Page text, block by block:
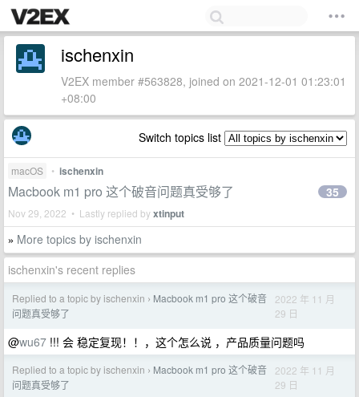
ischenxin
V2EX member #563828, joined on 2021-12-01 01:23:01
+08:00
Switch topics list
macOS • ischenxin
Macbook m1 pro 这个破音问题真受够了
Nov 29, 2022 • Lastly replied byxtinput
35
» More topics by ischenxin
ischenxin's recent replies
Replied to a topic by ischenxin › Macbook m1 pro 这个破音
问题真受够了
2022 年 11 月
29 日
@wu67 !!! 会 稳定复现！！，这个怎么说 ，产品质量问题吗
Replied to a topic by ischenxin › Macbook m1 pro 这个破音
问题真受够了
2022 年 11 月
29 日